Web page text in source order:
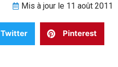
Mis à jour le 11 août 2011
Twitter Pinterest